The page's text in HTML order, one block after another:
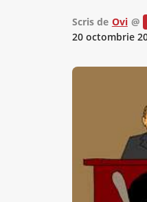
Scris de Ovi @
20 octombrie